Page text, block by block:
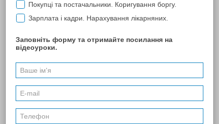
Особлива подяка за семінари, які влаштовує компанія
"Лопань". На цих семінарах наша бухгалтерія неодноразово
ході роботи.
ПОПЕРЕДНЯ
53 ... 65 66 67 68 69 70 71
...
74 81 88 ... 174 257 ... 270